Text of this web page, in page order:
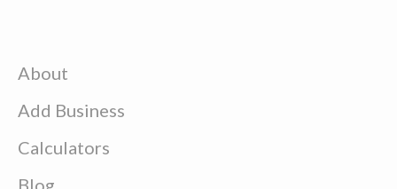
About
Add Business
Calculators